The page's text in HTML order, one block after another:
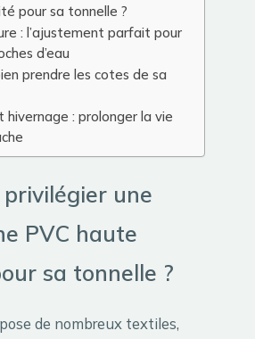
pour sa tonnelle ?
: l’ajustement parfait pour
d’eau
prendre les cotes de sa
hivernage : prolonger la vie
une
PVC haute
sa tonnelle ?
de nombreux textiles,